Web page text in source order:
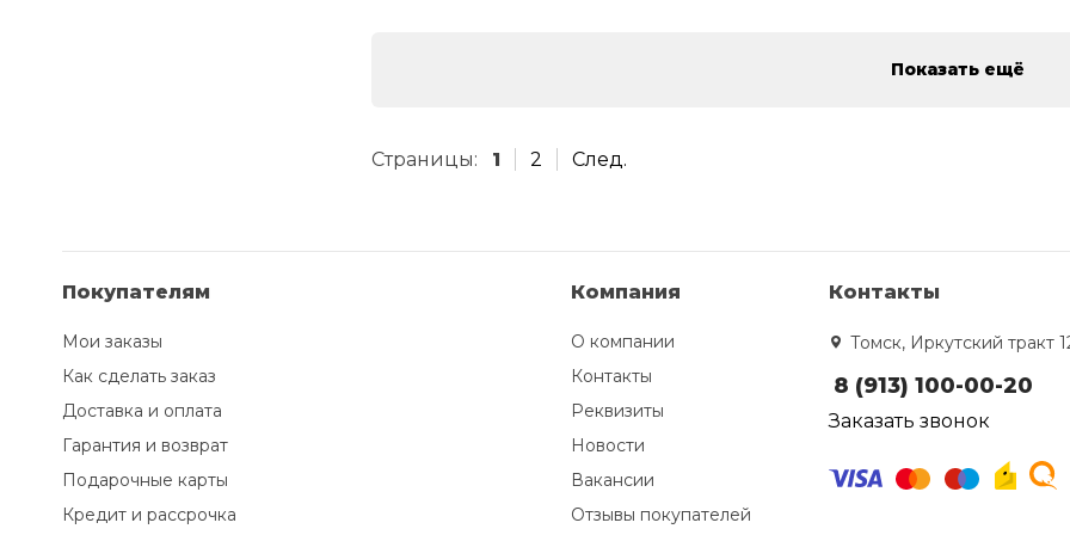
Показать ещё
Страницы: 1 2 След.
Покупателям
Мои заказы
Как сделать заказ
Доставка и оплата
Гарантия и возврат
Подарочные карты
Кредит и рассрочка
Компания
О компании
Контакты
Реквизиты
Новости
Вакансии
Отзывы покупателей
Контакты
Томск, Иркутский тракт
8 (913) 100-00-20
Заказать звонок